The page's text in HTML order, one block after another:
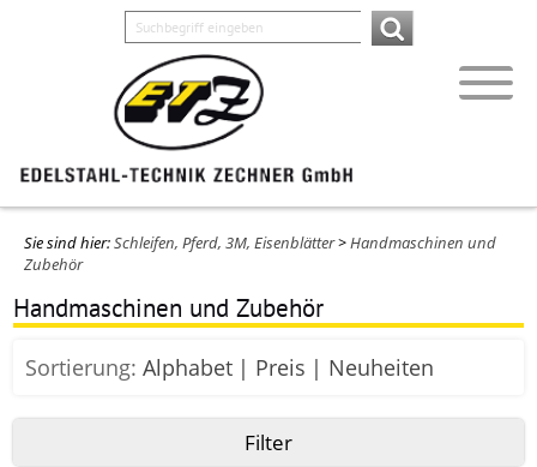
Sie sind hier:Schleifen, Pferd, 3M, Eisenblätter>Handmaschinen und
Zubehör
Handmaschinen und Zubehör
Sortierung: Alphabet Preis Neuheiten
Filter